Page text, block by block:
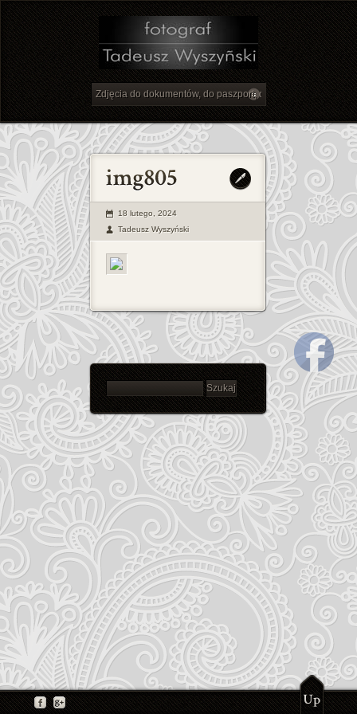
18 lutego, 2024
Tadeusz Wyszyński